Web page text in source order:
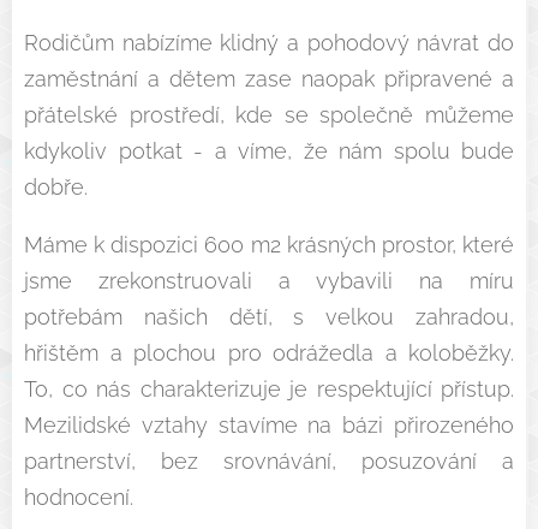
Rodičům nabízíme klidný a pohodový návrat do
zaměstnání a dětem zase naopak připravené a
přátelské prostředí, kde se společně můžeme
kdykoliv potkat - a víme, že nám spolu bude
dobře.
Máme k dispozici 600 m2 krásných prostor, které
jsme zrekonstruovali a vybavili na míru
potřebám našich dětí, s velkou zahradou,
hřištěm a plochou pro odrážedla a koloběžky.
To, co nás charakterizuje je respektující přístup.
Mezilidské vztahy stavíme na bázi přirozeného
partnerství, bez srovnávání, posuzování a
hodnocení.